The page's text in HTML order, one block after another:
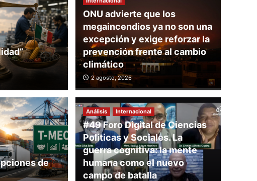
que los
ya no son una
y exige reforzar la
frente al cambio
ONU advierte que los
megaincendios ya no son una
excepción y exige reforzar la
prevención frente al cambio
climático
2 agosto, 2026
de
Análisis Internacional
#49 Foro Digital de Ciencias
Políticas y Sociales. La
guerra cognitiva: la mente
humana como el nuevo
campo de batalla